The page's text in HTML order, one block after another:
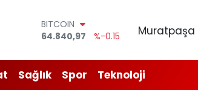
BITCOIN
64.840,97
%-0.15
47,7436
%0.18
EURO
55,2510
Muratpaşa
Sağlık Spor
Teknoloji